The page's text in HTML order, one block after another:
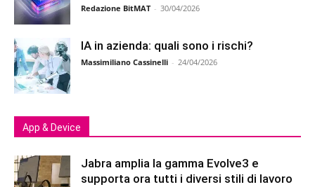
Redazione BitMAT - 30/04/2026
IA in azienda: quali sono i rischi?
Massimiliano Cassinelli - 24/04/2026
App & Device
Jabra amplia la gamma Evolve3 e
supporta ora tutti i diversi stili di lavoro